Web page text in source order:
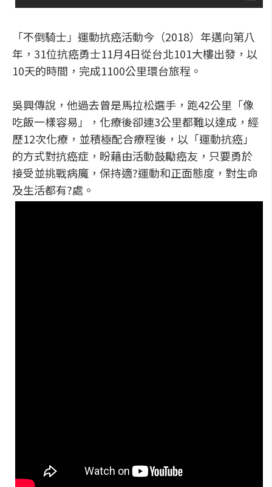
「不倒騎士」運動抗癌活動今（2018）年邁向第八
年，31位抗癌勇士11月4日從台北101大樓出發，以
10天的時間，完成1100公里環台旅程。
吳興傳說，他過去曾是馬拉松選手，跑42公里「像
吃飯一樣容易」，化療後卻連3公里都難以達成，經
歷12次化療，並積極配合療程後，以「運動抗癌」
的方式對抗癌症，盼藉由活動鼓勵癌友，只要勇於
接受並挑戰病魔，保持適?運動和正面態度，對生命
及生活都有?處。